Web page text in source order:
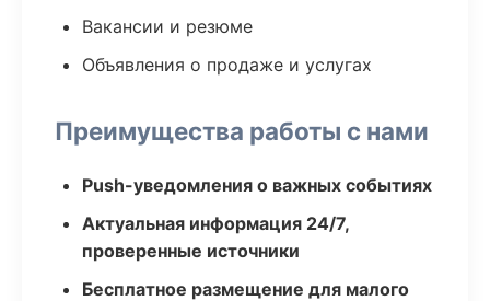
Вакансии и резюме
Объявления о продаже и услугах
Преимущества работы с нами
Push-уведомления о важных событиях
Актуальная информация 24/7,
проверенные источники
Бесплатное размещение для малого